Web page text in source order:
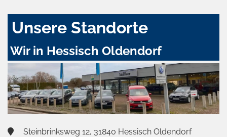
Unsere Standorte
Wir in Hessisch Oldendorf
Steinbrinksweg 12, 31840 Hessisch Oldendorf